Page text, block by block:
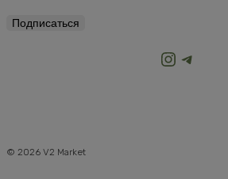
Подписаться
© 2026 V2 Market